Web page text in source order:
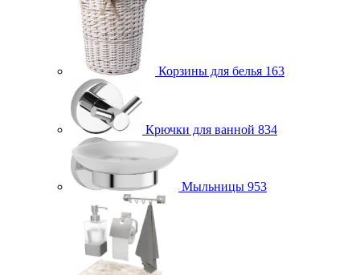
Корзины для белья 163
Крючки для ванной 834
Мыльницы 953